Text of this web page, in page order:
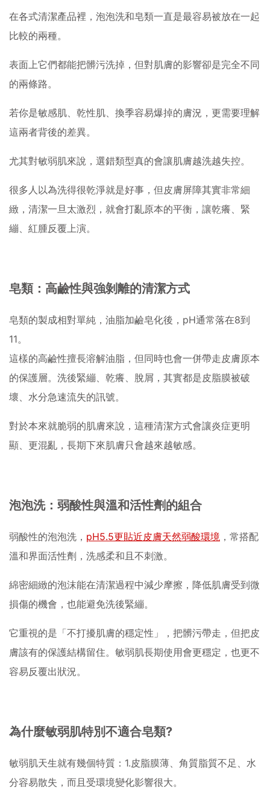
在各式清潔產品裡，泡泡洗和皂類一直是最容易被放在一起
比較的兩種。
表面上它們都能把髒污洗掉，但對肌膚的影響卻是完全不同
的兩條路。
若你是敏感肌、乾性肌、換季容易爆掉的膚況，更需要理解
這兩者背後的差異。
尤其對敏弱肌來說，選錯類型真的會讓肌膚越洗越失控。
很多人以為洗得很乾淨就是好事，但皮膚屏障其實非常細
緻，清潔一旦太激烈，就會打亂原本的平衡，讓乾癢、緊
繃、紅腫反覆上演。
皂類：高鹼性與強剝離的清潔方式
皂類的製成相對單純，油脂加鹼皂化後，pH通常落在8到
11。
這樣的高鹼性擅長溶解油脂，但同時也會一併帶走皮膚原本
的保護層。洗後緊繃、乾癢、脫屑，其實都是皮脂膜被破
壞、水分急速流失的訊號。
對於本來就脆弱的肌膚來說，這種清潔方式會讓炎症更明
顯、更混亂，長期下來肌膚只會越來越敏感。
泡泡洗：弱酸性與溫和活性劑的組合
弱酸性的泡泡洗， pH5.5更貼近皮膚天然弱酸環境 ，常搭配
溫和界面活性劑，洗感柔和且不刺激。
綿密細緻的泡沫能在清潔過程中減少摩擦，降低肌膚受到微
損傷的機會，也能避免洗後緊繃。
它重視的是「不打擾肌膚的穩定性」，把髒污帶走，但把皮
膚該有的保護結構留住。敏弱肌長期使用會更穩定，也更不
容易反覆出狀況。
為什麼敏弱肌特別不適合皂類?
敏弱肌天生就有幾個特質：1.皮脂膜薄、角質脂質不足、水
分容易散失，而且受環境變化影響很大。